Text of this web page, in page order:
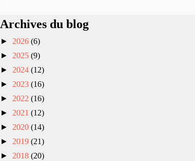
Archives du blog
► 2026 (6)
► 2025 (9)
► 2024 (12)
► 2023 (16)
► 2022 (16)
► 2021 (12)
► 2020 (14)
► 2019 (21)
► 2018 (20)